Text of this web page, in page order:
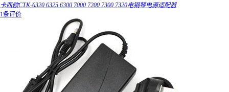
卡西欧CTK-6320 6325 6300 7000 7200 7300 7320电钢琴电源适配器
1条评价